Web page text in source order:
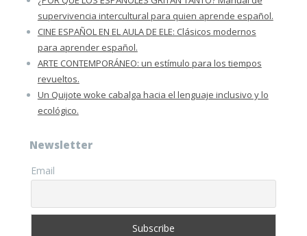
supervivencia intercultural para quien aprende español.
CINE ESPAÑOL EN EL AULA DE ELE: Clásicos modernos
para aprender español.
ARTE CONTEMPORÁNEO: un estímulo para los tiempos
revueltos.
Un Quijote woke cabalga hacia el lenguaje inclusivo y lo
ecológico.
Newsletter
Email